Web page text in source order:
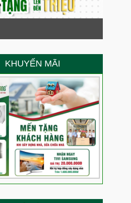
lượng thi công của Việt
lượng thi công ra sao?
Group
gia đình Cô Nga tại Tây
giá Việt Quang Group
Group
tầng tum sân thượng?
của Việt Quang Group
Ty trong ngày nhận nhà
KHUYẾN MÃI